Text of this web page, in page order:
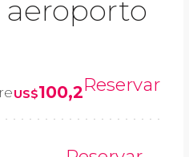
aeroporto
US$100,2Reservar